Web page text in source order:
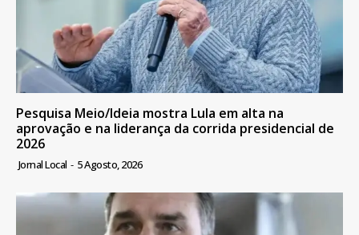
Pesquisa Meio/Ideia mostra Lula em alta na
aprovação e na liderança da corrida presidencial de
2026
Jornal Local - 5 Agosto, 2026